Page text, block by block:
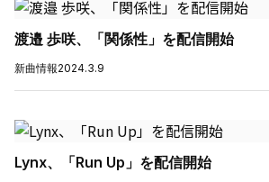
渡邉 歩咲、「関係性」を配信開始
新曲情報2024.3.9
Lynx、「Run Up」を配信開始